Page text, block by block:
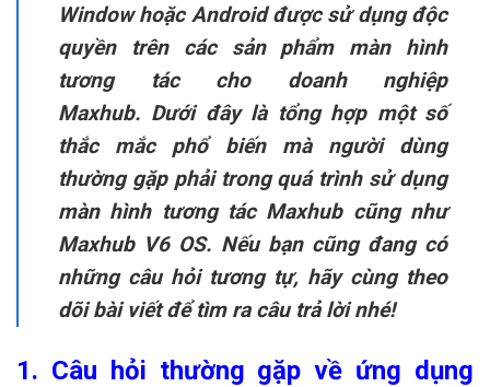
Window hoặc Android được sử dụng độc
quyền trên các sản phẩm màn hình
tương tác cho doanh nghiệp
Maxhub. Dưới đây là tổng hợp một số
thắc mắc phổ biến mà người dùng
thường gặp phải trong quá trình sử dụng
màn hình tương tác Maxhub cũng như
Maxhub V6 OS. Nếu bạn cũng đang có
những câu hỏi tương tự, hãy cùng theo
dõi bài viết để tìm ra câu trả lời nhé!
1. Câu hỏi thường gặp về ứng dụng